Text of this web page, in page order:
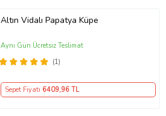
Altın Vidalı Papatya Küpe
(1)
Aynı Gün Ücretsiz Teslimat
Sepet Fiyatı 6409,96 TL